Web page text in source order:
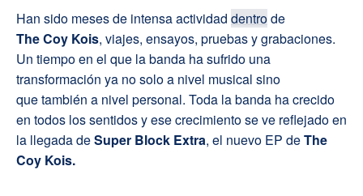
Han sido meses de intensa actividad dentrode
The Coy Kois, viajes, ensayos, pruebas y grabaciones.
Un tiempo en el que la banda ha sufrido una
transformación ya no solo a nivel musical sino
que también a nivel personal. Toda la banda ha crecido
en todos los sentidos y ese crecimiento se ve reflejado en
la llegada deSuper Block Extra, el nuevo EP deThe
Coy Kois.